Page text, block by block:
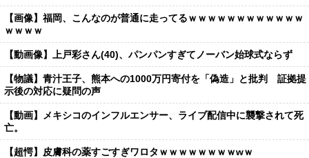
【画像】福岡、こんなのが普通に走ってるｗｗｗｗｗｗｗｗｗｗｗｗ
ｗｗｗｗ
【動画像】上戸彩さん(40)、パンパンすぎてノーバン始球式ならず
【物議】青汁王子、熊本への1000万円寄付を「偽造」と批判 証拠提
示後の対応に疑問の声
【動画】メキシコのインフルエンサー、ライブ配信中に襲撃されて死
亡。
【超愕】皮膚科の薬すごすぎワロタｗｗｗｗｗｗｗｗwｗ